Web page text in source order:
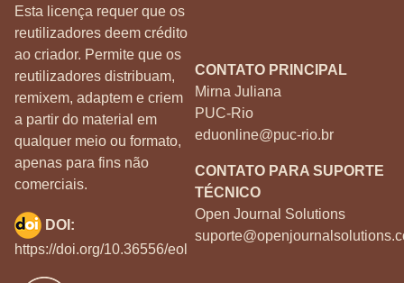
Esta licença requer que os
reutilizadores deem crédito
ao criador. Permite que os
reutilizadores distribuam,
remixem, adaptem e criem
a partir do material em
qualquer meio ou formato,
apenas para fins não
comerciais.
CONTATO PRINCIPAL
Mirna Juliana
PUC-Rio
eduonline@puc-rio.br
CONTATO PARA SUPORTE
TÉCNICO
Open Journal Solutions
DOI:
https://doi.org/10.36556/eol